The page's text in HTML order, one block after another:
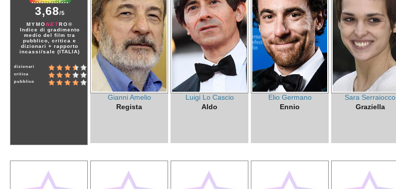
3,68/5
MYMONETRO®
Indice di gradimento
medio del film tra
pubblico, critica e
dizionari + rapporto
incassi/sale (ITALIA)
dizionari
critica
pubblico
Gianni Amelio
Regista
Luigi Lo Cascio
Aldo
Elio Germano
Ennio
Sara Serraiocco
Graziella